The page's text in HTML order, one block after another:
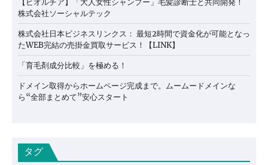
【ビオルチア】「大人女性シャンプー」毛髪診断士と共同開発！
株式会社ソーシャルテック
株式会社日本ビジネスリンクス： 最短2時間で資金化が可能となっ
たWEB完結の売掛金買取サービス！【LINK】
「育毛剤成分比較」を極める！
ドメイン取得からホームページ完成まで。ムームードメインな
ら“全部まとめて”安心スタート
タグ